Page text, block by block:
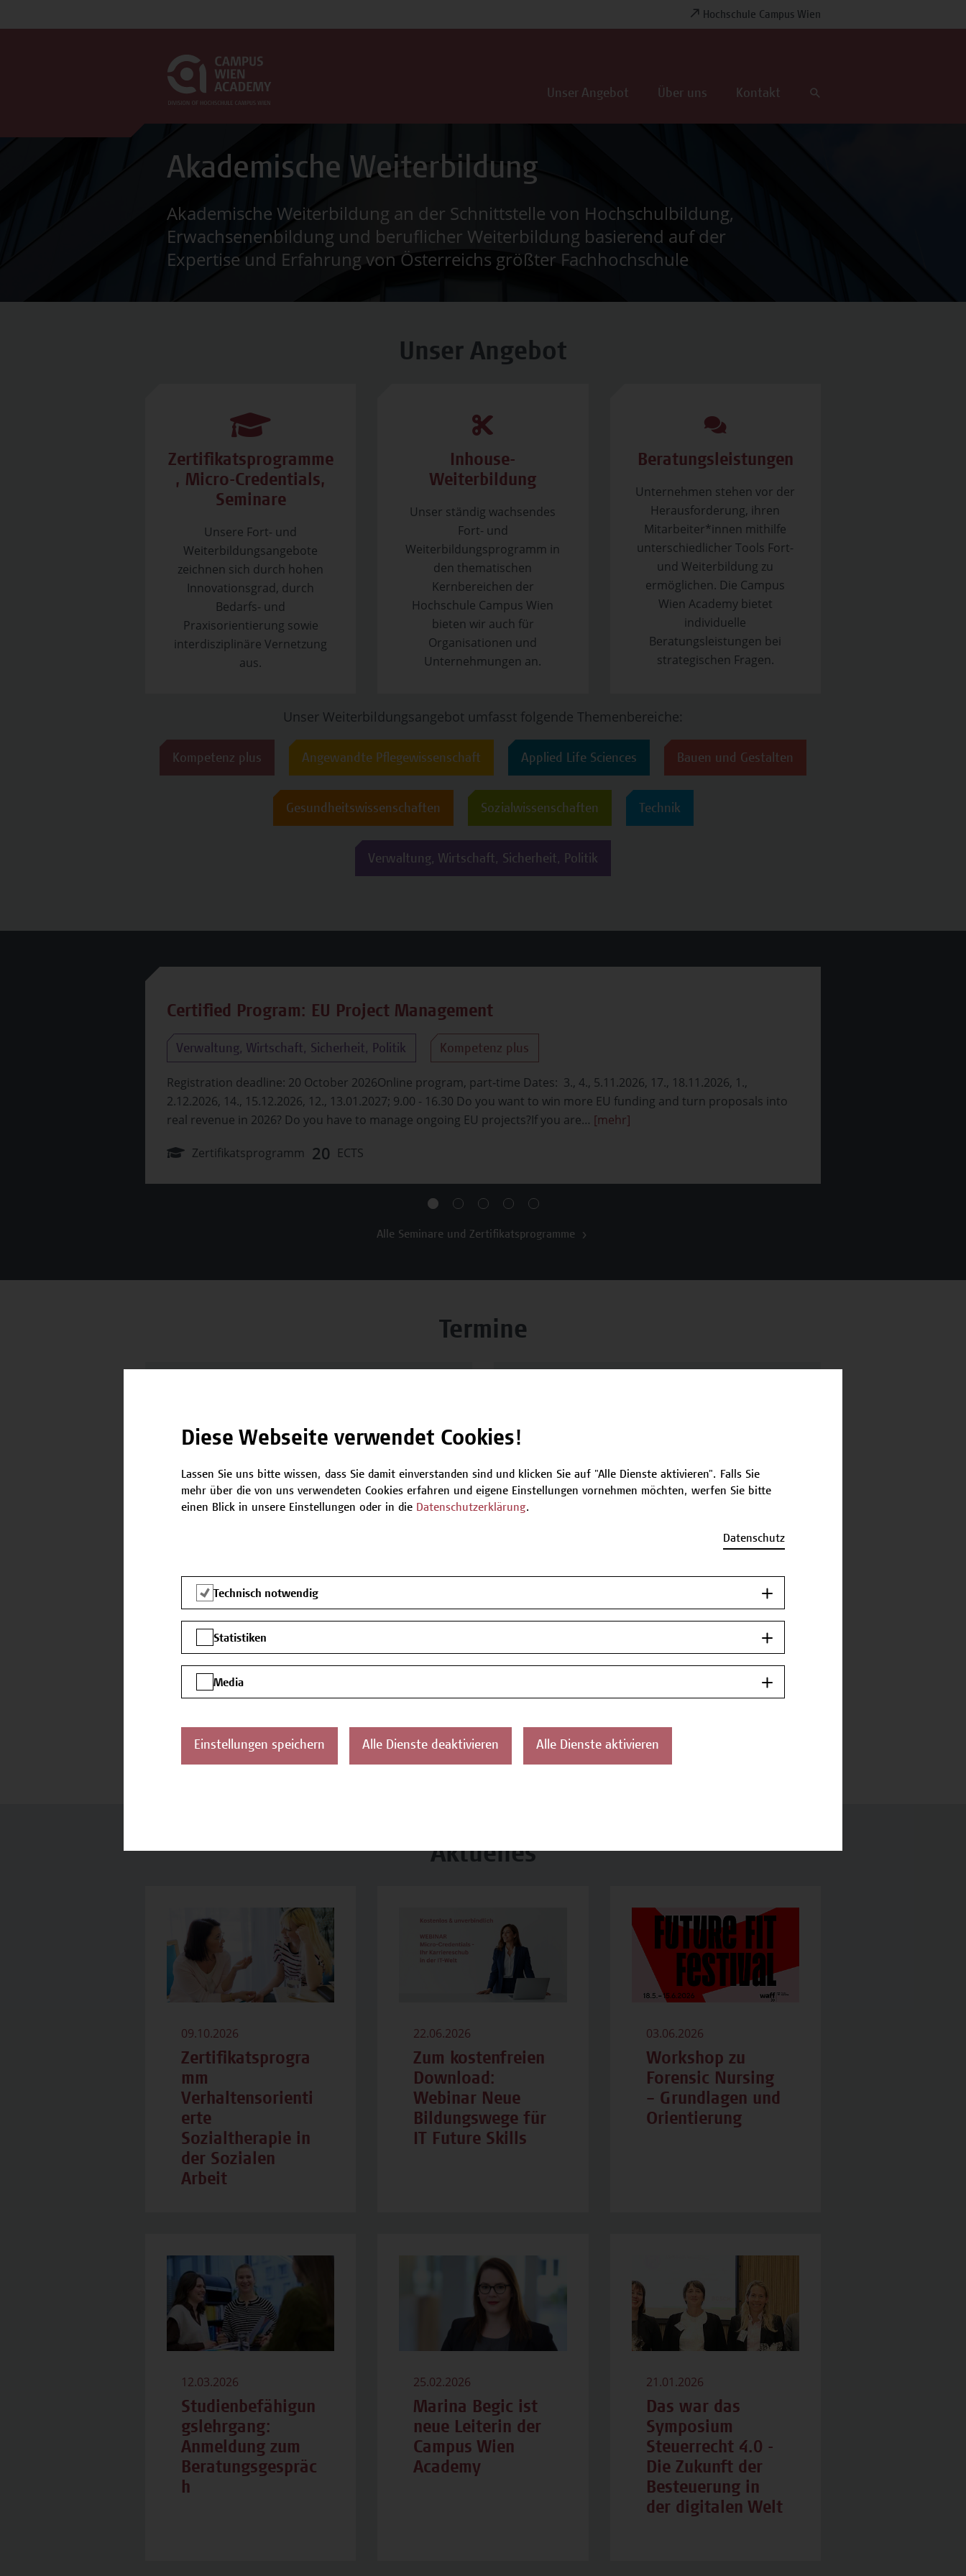
Hochschule Campus Wien
Unser Angebot Über uns Kontakt
Akademische Weiterbildung
Akademische Weiterbildung an der Schnittstelle von Hochschulbildung,
Erwachsenenbildung und beruflicher Weiterbildung basierend auf der
Expertise und Erfahrung von Österreichs größter Fachhochschule
Unser Angebot
Zertifikatsprogramme
, Micro-Credentials,
Seminare
Unsere Fort- und
Weiterbildungsangebote
zeichnen sich durch hohen
Innovationsgrad, durch
Bedarfs- und
Praxisorientierung sowie
interdisziplinäre Vernetzung
aus.
Inhouse-
Weiterbildung
Unser ständig wachsendes
Fort- und
Weiterbildungsprogramm in
den thematischen
Kernbereichen der
Hochschule Campus Wien
bieten wir auch für
Organisationen und
Unternehmungen an.
Beratungsleistungen
Unternehmen stehen vor der
Herausforderung, ihren
Mitarbeiter*innen mithilfe
unterschiedlicher Tools Fort-
und Weiterbildung zu
ermöglichen. Die Campus
Wien Academy bietet
individuelle
Beratungsleistungen bei
strategischen Fragen.
Unser Weiterbildungsangebot umfasst folgende Themenbereiche:
Kompetenz plus Angewandte Pflegewissenschaft Applied Life Sciences Bauen und Gestalten
Gesundheitswissenschaften Sozialwissenschaften Technik
Verwaltung, Wirtschaft, Sicherheit, Politik
Certified Program: EU Project Management
Verwaltung, Wirtschaft, Sicherheit, Politik Kompetenz plus
Registration deadline: 20 October 2026Online program, part‑time Dates: 3., 4., 5.11.2026, 17., 18.11.2026, 1.,
2.12.2026, 14., 15.12.2026, 12., 13.01.2027; 9.00 - 16.30 Do you want to win more EU funding and turn proposals into
real revenue in 2026? Do you have to manage ongoing EU projects?If you are… [mehr]
Zertifikatsprogramm 20 ECTS
Alle Seminare und Zertifikatsprogramme
Termine
Zertifikatsprogramm
Verhaltensorientierte Sozialtherapie
in der Sozialen Arbeit
Wirtschaft & Unternehmensführung -
Trained in Business Ethics
29.09.2026
Zertifikatsprogramm
Health Nursing
Aktuelles
09.10.2026
Zertifikatsprogra
mm
Verhaltensorienti
erte
Sozialtherapie in
der Sozialen
Arbeit
22.06.2026
Zum kostenfreien
Download:
Webinar Neue
Bildungswege für
IT Future Skills
03.06.2026
Workshop zu
Forensic Nursing
– Grundlagen und
Orientierung
12.03.2026
Studienbefähigun
gslehrgang:
Anmeldung zum
Beratungsgespräc
h
25.02.2026
Marina Begic ist
neue Leiterin der
Campus Wien
Academy
21.01.2026
Das war das
Symposium
Steuerrecht 4.0 -
Die Zukunft der
Besteuerung in
der digitalen Welt
Diese Webseite verwendet Cookies!
Lassen Sie uns bitte wissen, dass Sie damit einverstanden sind und klicken Sie auf "Alle Dienste aktivieren". Falls Sie
mehr über die von uns verwendeten Cookies erfahren und eigene Einstellungen vornehmen möchten, werfen Sie bitte
einen Blick in unsere Einstellungen oder in die Datenschutzerklärung.
Datenschutz
Technisch notwendig
Statistiken
Media
Einstellungen speichern Alle Dienste deaktivieren Alle Dienste aktivieren